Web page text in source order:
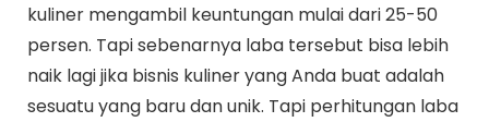
kuliner mengambil keuntungan mulai dari 25-50
persen. Tapi sebenarnya laba tersebut bisa lebih
naik lagi jika bisnis kuliner yang Anda buat adalah
sesuatu yang baru dan unik. Tapi perhitungan laba